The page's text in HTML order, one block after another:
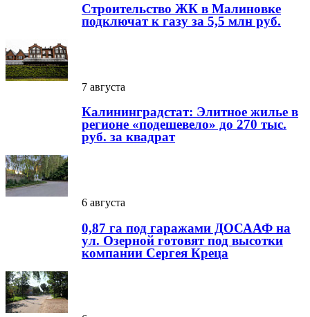
Строительство ЖК в Малиновке
подключат к газу за 5,5 млн руб.
7 августа
Калининградстат: Элитное жилье в
регионе «подешевело» до 270 тыс.
руб. за квадрат
6 августа
0,87 га под гаражами ДОСААФ на
ул. Озерной готовят под высотки
компании Сергея Креца